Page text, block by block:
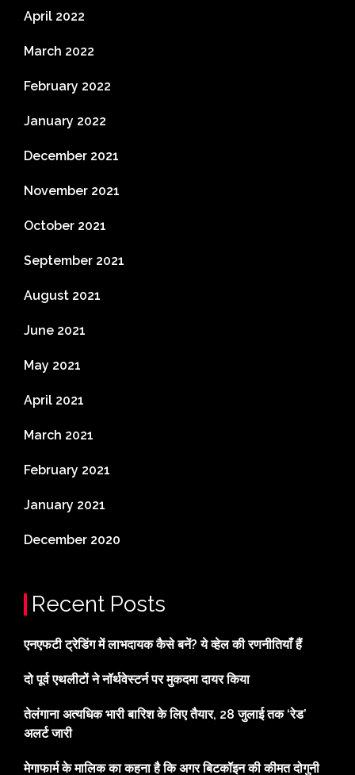
April 2022
March 2022
February 2022
January 2022
December 2021
November 2021
October 2021
September 2021
August 2021
June 2021
May 2021
April 2021
March 2021
February 2021
January 2021
December 2020
Recent Posts
एनएफटी ट्रेडिंग में लाभदायक कैसे बनें? ये व्हेल की रणनीतियाँ हैं
दो पूर्व एथलीटों ने नॉर्थवेस्टर्न पर मुकदमा दायर किया
तेलंगाना अत्यधिक भारी बारिश के लिए तैयार, 28 जुलाई तक ‘रेड’
अलर्ट जारी
मेगाफार्म के मालिक का कहना है कि अगर बिटकॉइन की कीमत दोगुनी